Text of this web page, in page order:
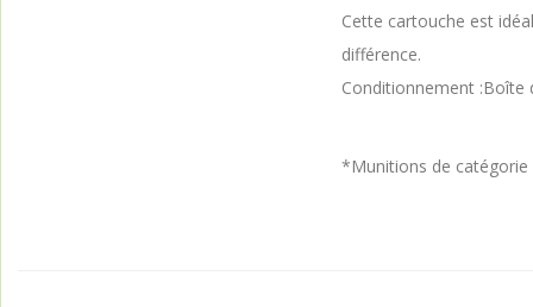
Cette cartouche est
différence.
Conditionnement :Boîte
*Munitions de catégorie